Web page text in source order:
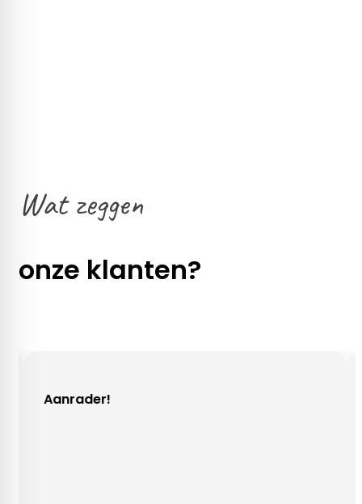
Wat zeggen
onze klanten?